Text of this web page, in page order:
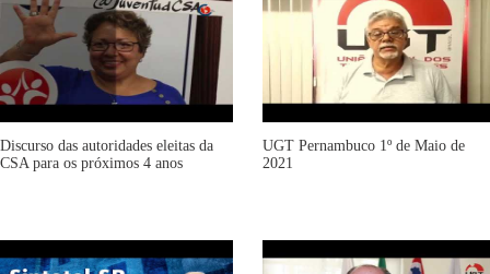
Discurso das autoridades eleitas da
CSA para os próximos 4 anos
UGT Pernambuco 1º de Maio de
2021